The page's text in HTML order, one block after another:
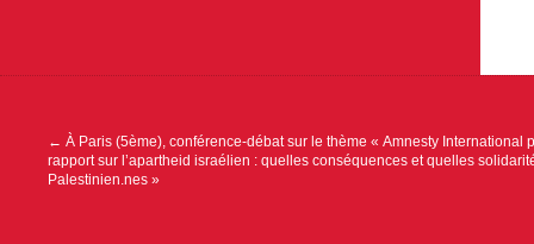
Navigation
l’article
← À Paris (5ème), conférence-débat sur le thème « Amnesty International
rapport sur l’apartheid israélien : quelles conséquences et quelles
Palestinien.nes »